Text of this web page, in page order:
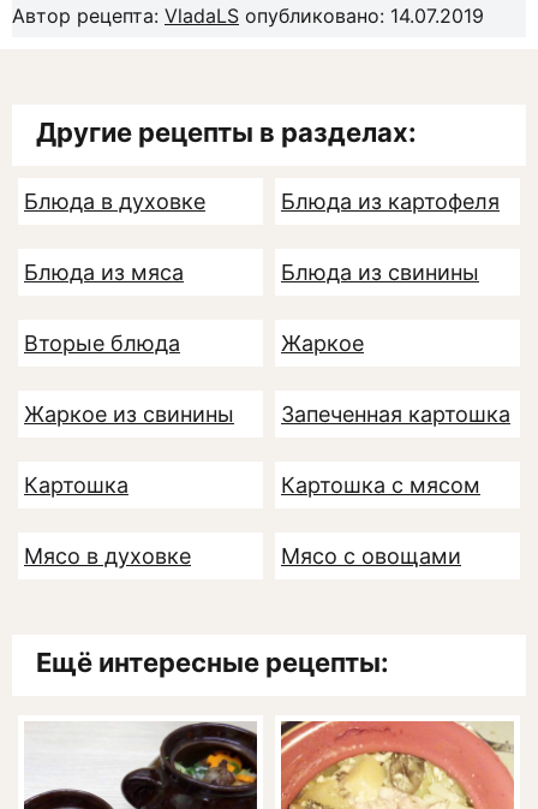
Автор рецепта: VladaLS опубликовано: 14.07.2019
Другие рецепты в разделах:
Блюда в духовке Блюда из картофеля
Блюда из мяса Блюда из свинины
Вторые блюда Жаркое
Жаркое из свинины Запеченная картошка
Картошка Картошка с мясом
Мясо в духовке Мясо с овощами
Ещё интересные рецепты: